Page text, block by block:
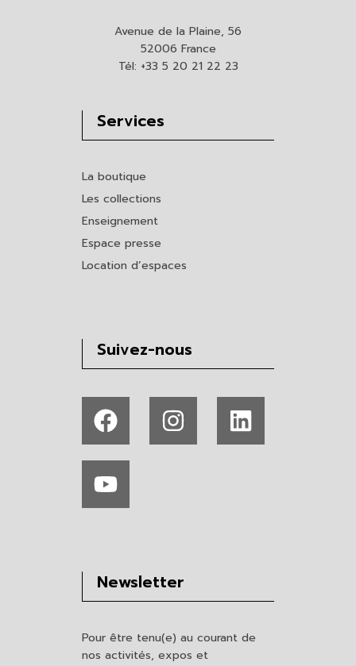
Avenue de la Plaine, 56
52006 France
Tél: +33 5 20 21 22 23
Services
La boutique
Les collections
Enseignement
Espace presse
Location d’espaces
Suivez-nous
Newsletter
Pour être tenu(e) au courant de
nos activités, expos et